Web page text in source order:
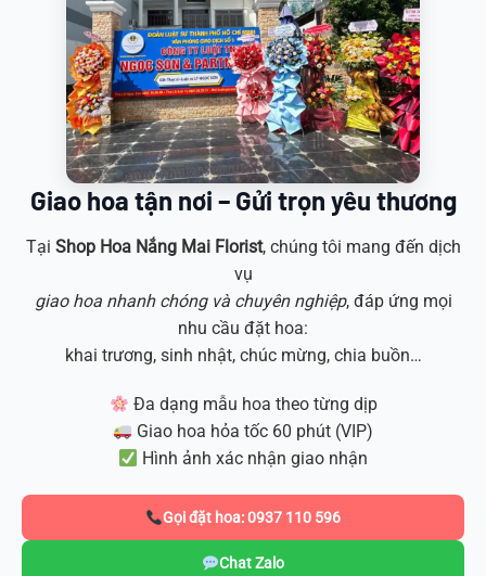
Giao hoa tận nơi – Gửi trọn yêu thương
Tại Shop Hoa Nắng Mai Florist, chúng tôi mang đến dịch
vụ
giao hoa nhanh chóng và chuyên nghiệp, đáp ứng mọi
nhu cầu đặt hoa:
khai trương, sinh nhật, chúc mừng, chia buồn…
Đa dạng mẫu hoa theo từng dịp
Giao hoa hỏa tốc 60 phút (VIP)
Hình ảnh xác nhận giao nhận
Gọi đặt hoa: 0937 110 596
Chat Zalo